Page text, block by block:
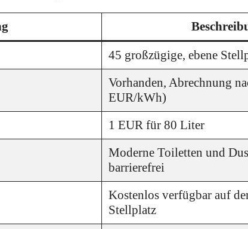
45 großzügige, ebene
Vorhanden, Abrechnung
EUR/kWh)
1 EUR für 80 Liter
Moderne Toiletten und
barrierefrei
Kostenlos verfügbar auf
Stellplatz